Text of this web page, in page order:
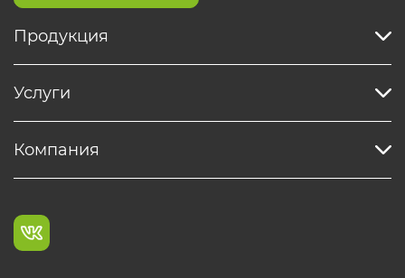
Продукция
Услуги
Компания